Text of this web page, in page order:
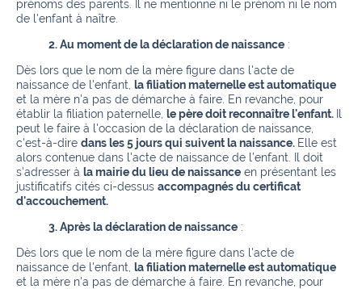
prénoms des parents.
Il ne mentionne ni le prénom ni le nom
de l'enfant à naître.
2.Au moment de la déclaration de naissance :
Dès lors que le nom de la mère figure dans l'acte de
naissance de l'enfant,
la filiation maternelle est automatique
et la mère n'a pas de démarche à faire. En revanche, pour
établir la filiation paternelle, le père doit reconnaître l'enfant. Il
peut le faire à l'occasion de la déclaration de naissance,
c'est-à-dire dans les 5 jours qui suivent la naissance. Elle est
alors contenue dans l'acte de naissance de l'enfant.
Il doit
s'adresser à la mairie du lieu de naissance en présentant les
justificatifs cités ci-dessus accompagnés du certificat
d'accouchement.
3.Après la déclaration de naissance :
Dès lors que le nom de la mère figure dans l'acte de
naissance de l'enfant,
la filiation maternelle est automatique
et la mère n'a pas de démarche à faire. En revanche, pour